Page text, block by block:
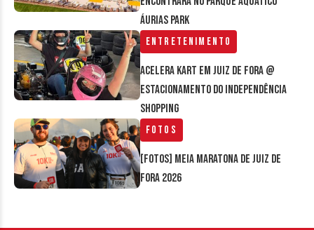
Áurias Park
Entretenimento
Acelera Kart em Juiz de Fora @
estacionamento do Independência
Shopping
Fotos
[FOTOS] Meia Maratona de Juiz de
Fora 2026